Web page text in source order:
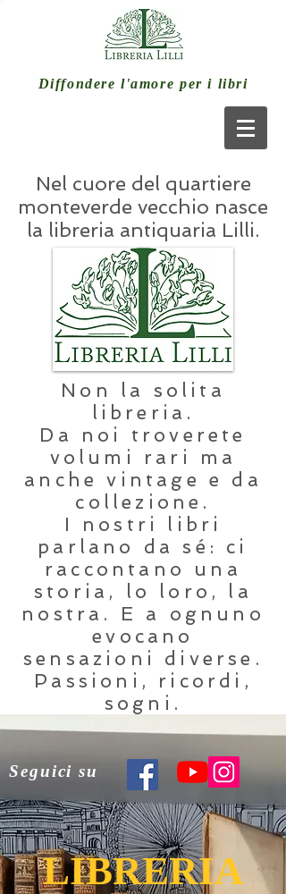
Diffondere l'amore per i libri
Nel cuore del quartiere
monteverde vecchio nasce
la libreria antiquaria Lilli.
Non la solita
libreria.
Da noi troverete
volumi rari ma
anche vintage e da
collezione.
I nostri libri
parlano da sé: ci
raccontano una
storia, lo loro, la
nostra. E a ognuno
evocano
sensazioni diverse.
Passioni, ricordi,
sogni.
Da noi troverete un
Seguici su
LIBRERIA